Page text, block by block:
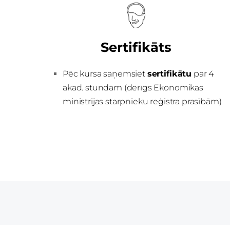
Sertifikāts
Pēc kursa saņemsiet sertifikātu par 4
akad. stundām (derīgs Ekonomikas
ministrijas starpnieku reģistra prasībām)